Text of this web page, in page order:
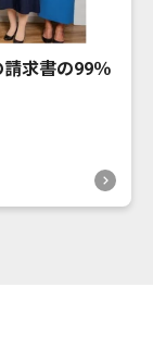
求書の99％